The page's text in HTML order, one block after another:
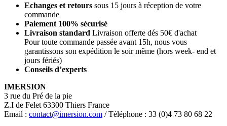
Echanges et retours sous 15 jours à réception de votre
commande
Paiement 100% sécurisé
Livraison standard Livraison offerte dés 50€ d'achat
Pour toute commande passée avant 15h, nous vous
garantissons son expédition le soir même (hors week- end et
jours fériés)
Conseils d’experts
IMERSION
3 rue du Pré de la pie
Z.I de Felet 63300 Thiers France
Email : contact@imersion.com / Téléphone : 33 (0)4 73 80 68 22